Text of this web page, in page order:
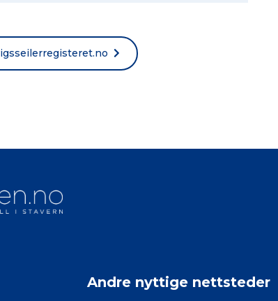
Andre nyttige nettsteder